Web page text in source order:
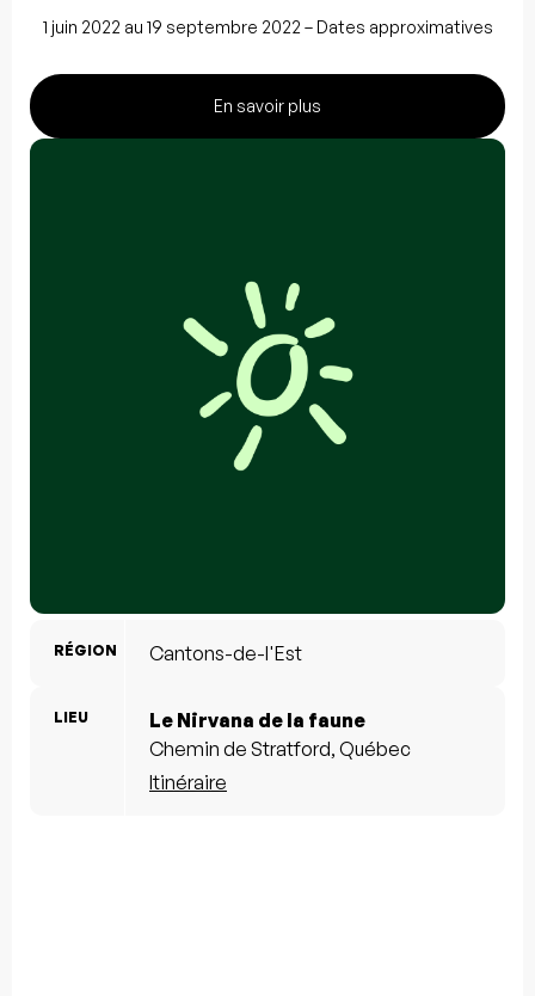
1 juin 2022 au 19 septembre 2022 – Dates approximatives
En savoir plus
RÉGION Cantons-de-l'Est
LIEU
Le Nirvana de la faune
Chemin de Stratford, Québec
Itinéraire